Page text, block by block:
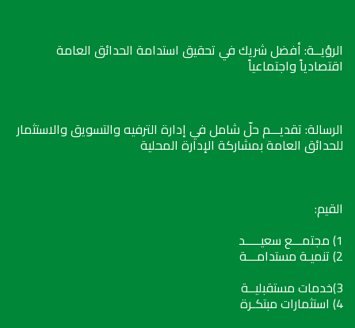
الرؤيــة: أفضل شريك في تحقيق استدامة الحدائق العامة
اقتصادياً واجتماعياً
الرسالة: تقديـــم حلّ شامل في إدارة الترفيه والتسويق والاستثمار
للحدائق العامة بمشاركة الإدارة المحلية
القيم:
1) مجتمـــع سعيـــــد
2) تنميـة مستدامـــة
3)خدمات مستقبليــة
4) استثمارات مبتكـرة